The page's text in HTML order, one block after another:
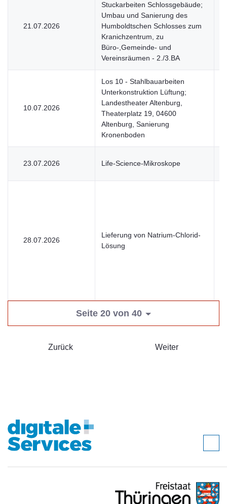
21.07.2026
Stuckarbeiten Schlossgebäude;
Umbau und Sanierung des
Humboldtschen Schlosses zum
Kranichzentrum, zu
Büro-,Gemeinde- und
Vereinsräumen - 2./3.BA
10.07.2026
Los 10 - Stahlbauarbeiten
Unterkonstruktion Lüftung;
Landestheater Altenburg,
Theaterplatz 19, 04600
Altenburg, Sanierung
Kronenboden
23.07.2026 Life-Science-Mikroskope
28.07.2026
Lieferung von Natrium-Chlorid-
Lösung
Seite 20 von 40
Zurück Weiter